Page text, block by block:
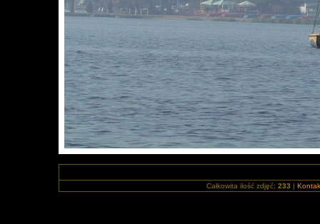
Całkowita ilość zdjęć: 233 |